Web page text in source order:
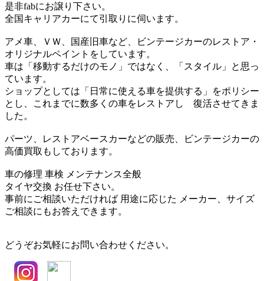
是非fabにお譲り下さい。
全国キャリアカーにて引取りに伺います。
アメ車、ＶＷ、国産旧車など、ビンテージカーのレストア・
オリジナルペイントをしています。
車は「移動するだけのモノ」ではなく、「スタイル」と思っ
ています。
ショップとしては「日常に使える車を提供する」をポリシー
とし、これまでに数多くの車をレストアし 復活させてきま
した。
パーツ、レストアベースカーなどの販売、ビンテージカーの
高価買取もしております。
車の修理 車検 メンテナンス全般
タイヤ交換 お任せ下さい。
事前にご相談いただければ 用途に応じた メーカー、サイズ
ご相談にもお答えできます。
どうぞお気軽にお問い合わせください。